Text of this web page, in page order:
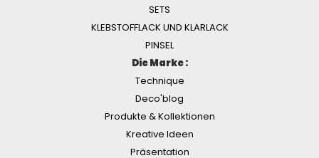
SETS
KLEBSTOFFLACK UND KLARLACK
PINSEL
Die Marke :
Technique
Deco'blog
Produkte & Kollektionen
Kreative Ideen
Präsentation